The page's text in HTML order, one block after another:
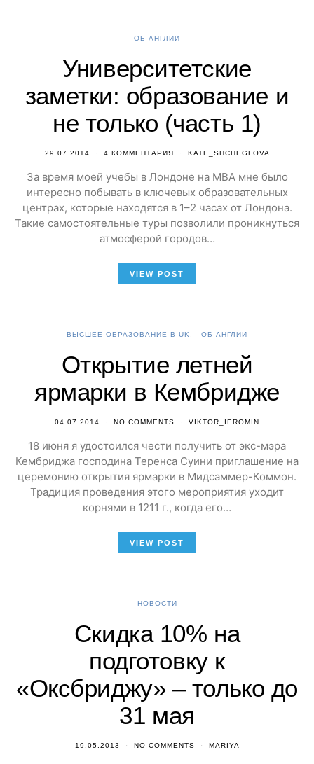
ОБ АНГЛИИ
Университетские
заметки: образование и
не только (часть 1)
29.07.2014 4 КОММЕНТАРИЯ KATE_SHCHEGLOVA
За время моей учебы в Лондоне на MBA мне было
интересно побывать в ключевых образовательных
центрах, которые находятся в 1–2 часах от Лондона.
Такие самостоятельные туры позволили проникнуться
атмосферой городов…
VIEW POST
ВЫСШЕЕ ОБРАЗОВАНИЕ В UK ОБ АНГЛИИ
Открытие летней
ярмарки в Кембридже
04.07.2014 NO COMMENTS VIKTOR_IEROMIN
18 июня я удостоился чести получить от экс-мэра
Кембриджа господина Теренса Суини приглашение на
церемонию открытия ярмарки в Мидсаммер-Коммон.
Традиция проведения этого мероприятия уходит
корнями в 1211 г., когда его…
VIEW POST
НОВОСТИ
Скидка 10% на
подготовку к
«Оксбриджу» – только до
31 мая
19.05.2013 NO COMMENTS MARIYA